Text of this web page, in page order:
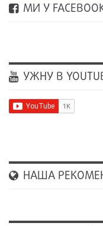
МИ У
УЖНУ В
НАША